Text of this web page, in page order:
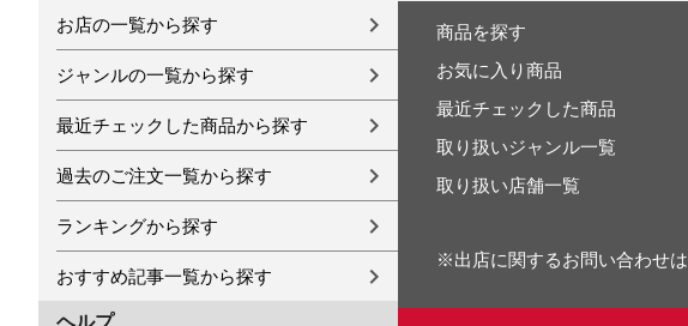
お店の一覧から探す
ジャンルの一覧から探す
最近チェックした商品から探す
過去のご注文一覧から探す
ランキングから探す
おすすめ記事一覧から探す
ヘルプ
商品を探す
お気に入り商品
最近チェックした商品
取り扱いジャンル一覧
取り扱い店舗一覧
※出店に関するお問い合わせは